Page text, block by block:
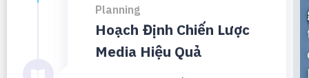
Planning
Hoạch Định Chiến Lược
Media Hiệu Quả